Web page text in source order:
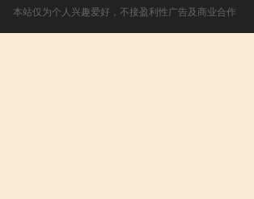
本站仅为个人兴趣爱好，不接盈利性广告及商业合作